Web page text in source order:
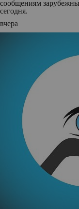
сообщениям
сегодня.
вчера